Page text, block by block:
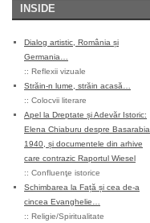
INSIDE
Dialog artistic, România și
Germania…
:: Reflexii vizuale
Străin-n lume, străin acasă…
:: Colocvii literare
Apel la Dreptate și Adevăr Istoric:
Elena Chiaburu despre Basarabia,
1940, și documentele din arhive
care contrazic Raportul Wiesel
:: Confluenţe istorice
Schimbarea la Față și cea de-a
cincea Evanghelie…
:: Religie/Spiritualitate